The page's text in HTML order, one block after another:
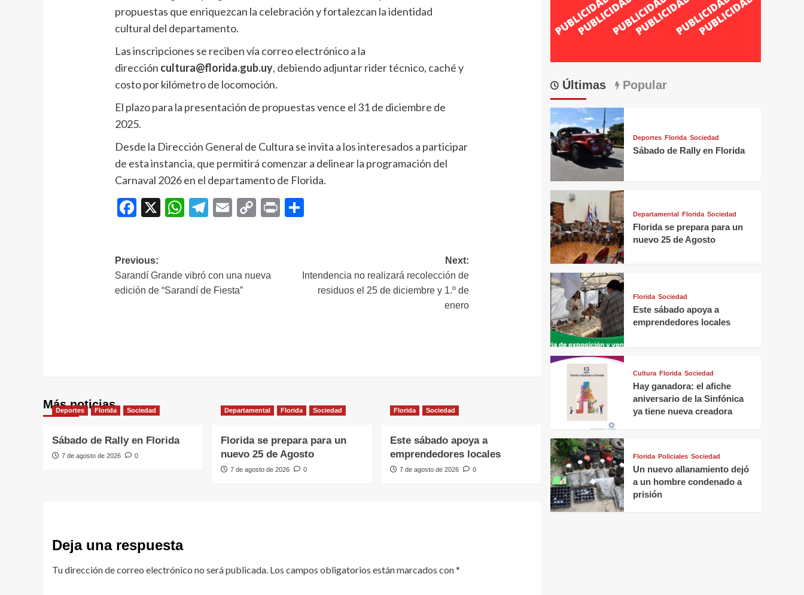
propuestas que enriquezcan la celebración y fortalezcan la identidad
cultural del departamento.
Las inscripciones se reciben vía correo electrónico a la
dirección cultura@florida.gub.uy, debiendo adjuntar rider técnico, caché y
costo por kilómetro de locomoción.
El plazo para la presentación de propuestas vence el 31 de diciembre de
2025.
Desde la Dirección General de Cultura se invita a los interesados a participar
de esta instancia, que permitirá comenzar a delinear la programación del
Carnaval 2026 en el departamento de Florida.
Facebook
X WhatsApp
Telegram
EmailCopyPrint
Navegación
de
Previous:
Sarandí Grande vibró con una nueva
edición de “Sarandí de Fiesta”
Next:
Intendencia no realizará recolección de
residuos el 25 de diciembre y 1.º de
enero
Más noticias
Deportes Florida Sociedad
Sábado de Rally en Florida
7 de agosto de 2026 0
Departamental Florida Sociedad
Florida se prepara para un
nuevo 25 de Agosto
7 de agosto de 2026 0
Florida Sociedad
Este sábado apoya a
emprendedores locales
7 de agosto de 2026 0
Deja una respuesta
Tu dirección de correo electrónico no será publicada. Los campos obligatorios están marcados con*
Últimas Popular
Deportes Florida Sociedad
Sábado de Rally en Florida
Departamental Florida Sociedad
Florida se prepara para un
nuevo 25 de Agosto
Florida Sociedad
Este sábado apoya a
emprendedores locales
Cultura Florida Sociedad
Hay ganadora: el afiche
aniversario de la Sinfónica
ya tiene nueva creadora
Florida Policiales Sociedad
Un nuevo allanamiento dejó
a un hombre condenado a
prisión